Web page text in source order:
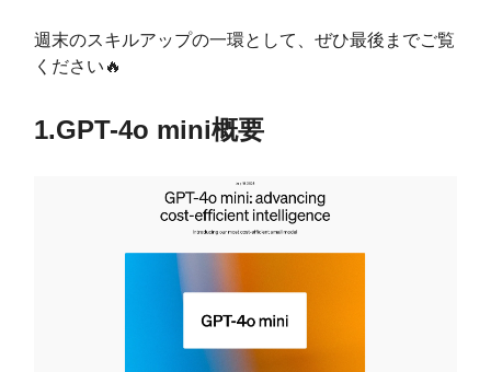
週末のスキルアップの一環として、ぜひ最後までご覧
ください🔥
1.GPT-4o mini概要